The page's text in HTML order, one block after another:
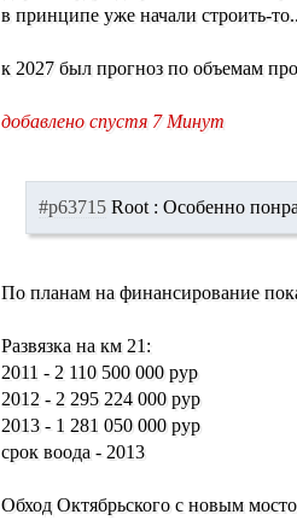
в принципе уже начали строить-
к 2027 был прогноз по объемам
добавлено спустя 7 Минут
#p63715 Root : Особенно
По планам на финансирование
Развязка на км 21:
2011 - 2 110 500 000 рур
2012 - 2 295 224 000 рур
2013 - 1 281 050 000 рур
срок воода - 2013
Обход Октябрьского с новым